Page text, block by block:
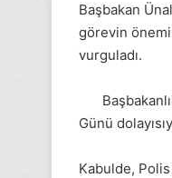
Başbakan
görevin
vurguladı.
Günü
Kabulde, Polis